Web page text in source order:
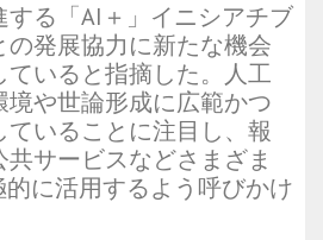
する「AI＋」イニシアチブ
発展協力に新たな機会
ていると指摘した。人工
や世論形成に広範かつ
いることに注目し、報
サービスなどさまざま
に活用するよう呼びかけ